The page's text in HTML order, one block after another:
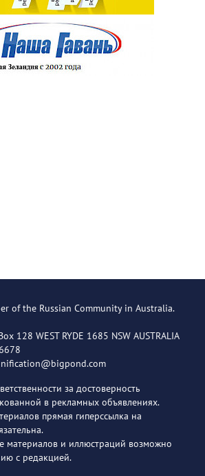
of the Russian Community in Australia.
128 WEST RYDE 1685 NSW AUSTRALIA
за достоверность
в рекламных объявлениях.
прямая гиперссылка на
материалов и иллюстраций возможно
с редакцией.